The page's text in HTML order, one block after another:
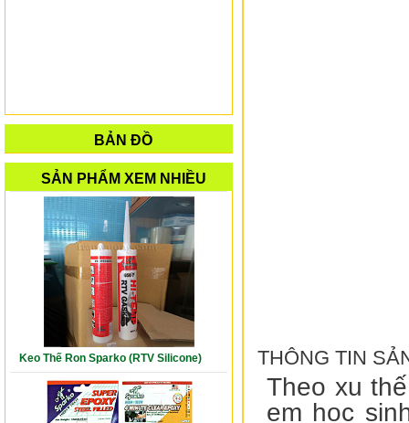
BẢN ĐỒ
SẢN PHẨM XEM NHIỀU
Keo Thế Ron Sparko (RTV Silicone) THÔNG TIN
Theo xu
em học